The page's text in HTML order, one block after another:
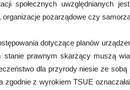
społecznych uwzględnianych
organizacje pozarządowe czy
dotyczące planów
prawnym skarżący muszą
dla przyrody niesie ze sobą
zgodnie z wyrokiem TSUE